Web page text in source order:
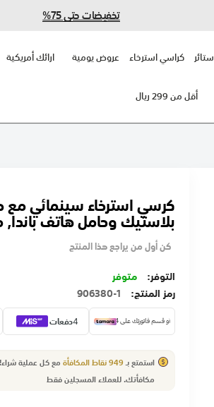
تخفيضات حتى 75%
ستائر كراسي استرخاء عروض يومية ارائك أمريكية
أقل من 299 ريال
كرسي استرخاء سينمائي مع
بلاستيك وحامل هاتف
كن أول من يراجع هذا المنتج
متوفر
رمز المنتج
906380-1
استمتع بـ949نقاط المكافأةمع كل عملية
مكافأتك.للعملاءالمسجلين فقط